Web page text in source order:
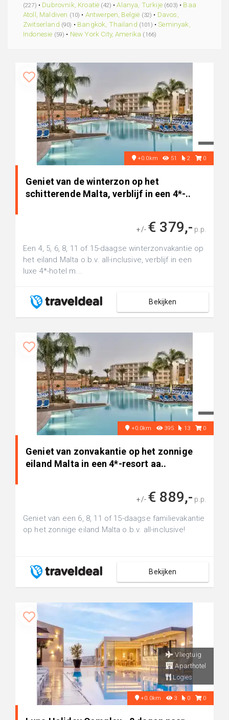
(227) • Dubrovnik, Kroatië (42) •Alanya, Turkije (603) • Baa
Atoll, Maldiven (10) • Antwerpen, België (32) • Davos,
Zwitserland (90) • Bangkok, Thailand (101) •Seminyak,
Indonesie (59) • New York City, Amerika (166)
+0.0km 51 2 0
Geniet van de winterzon op het
schitterende Malta, verblijf in een 4*-..
+/- € 379,- p.p.
Een 4, 5, 6, 8, 11 of 15-daagse winterzonvakantie op
het eiland Malta o.b.v. all-inclusive, verblijf in een
luxe 4*-hotel m...
Bekijken
+0.0km 395 13 0
Geniet van zonvakantie op het zonnige
eiland Malta in een 4*-resort aa..
+/- € 889,- p.p.
Geniet van een 6, 8, 11 of 15-daagse familievakantie
op het zonnige eiland Malta o.b.v. all-inclusive!
Bekijken
Vliegtuig
Aparthotel
Logies
+0.0km 3 0 0